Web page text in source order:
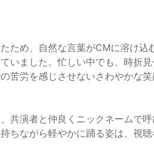
ため、自然な言葉がCMに溶け込
いました。忙しい中でも、時折
苦労を感じさせないさわやかな笑
共演者と仲良くニックネームで
ちながら軽やかに踊る姿は、視